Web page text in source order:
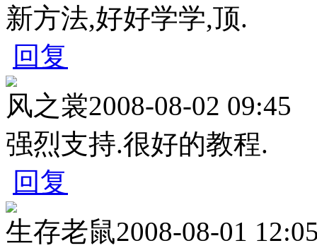
新方法,好好学学,顶.
回复
风之裳2008-08-02 09:45
强烈支持.很好的教程.
回复
生存老鼠2008-08-01